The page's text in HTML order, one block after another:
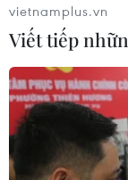
Trưởng
được công
21/08/2019 08:21
Ông Thao Văn
(huyện Mường
dân chống bão
vietnamplus.vn
Viết tiếp